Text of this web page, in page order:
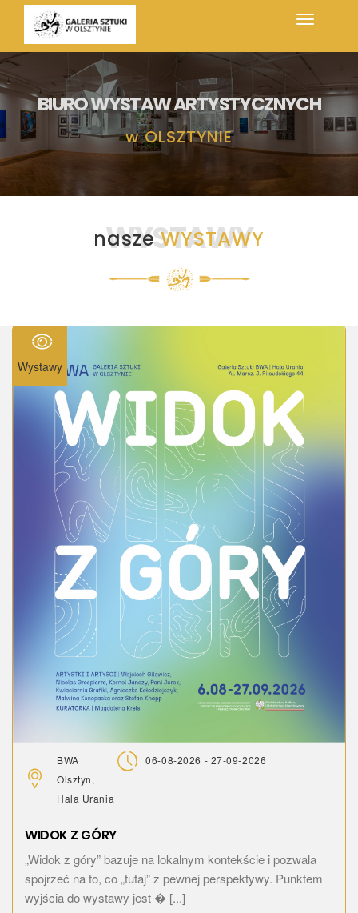
BIURO WYSTAW ARTYSTYCZNYCH
w OLSZTYNIE
WYSTAWY
naszeWYSTAWY
Wystawy
BWA
Olsztyn,
Hala Urania
06-08-2026 - 27-09-2026
WIDOK Z GÓRY
„Widok z góry” bazuje na lokalnym kontekście i pozwala
spojrzeć na to, co „tutaj” z pewnej perspektywy. Punktem
wyjścia do wystawy jest � [...]